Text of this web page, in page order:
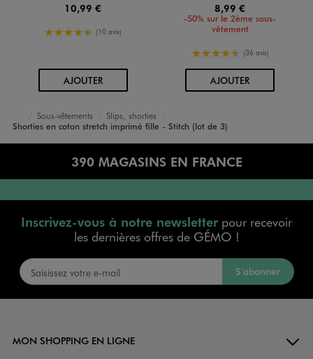
10,99 €
4.5/5 de moyenne
(10 avis)
AJOUTERAU PANIER
8,99 €
-50% sur le 2ème sous-
vêtement
4.5/5 de moyenne
(36 avis)
AJOUTERAU PANIER
Accueil
Fille
Sous-vêtements
Slips, shorties
Shorties en coton stretch imprimé fille - Stitch (lot de 3)
390 MAGASINS EN FRANCE
Inscrivez-vous à notre newsletterpour recevoir
les dernières offres de GÉMO !
S’abonner
MON SHOPPING EN LIGNE